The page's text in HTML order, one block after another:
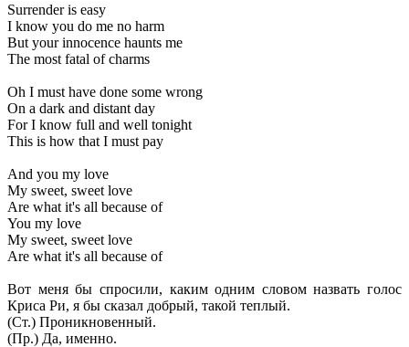
Surrender is easy
I know you do me no harm
But your innocence haunts me
The most fatal of charms
Oh I must have done some wrong
On a dark and distant day
For I know full and well tonight
This is how that I must pay
And you my love
My sweet, sweet love
Are what it's all because of
You my love
My sweet, sweet love
Are what it's all because of
Вот меня бы спросили, каким одним словом назвать голос
Криса Ри, я бы сказал добрый, такой теплый.
(Ст.) Проникновенный.
(Пр.) Да, именно.